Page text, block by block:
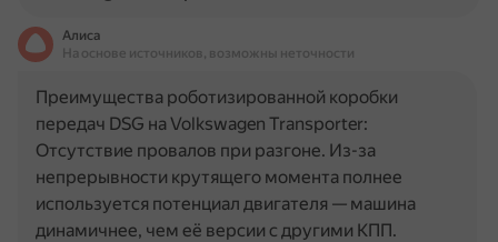
Алиса
На основе источников, возможны неточности
Преимущества роботизированной коробки
передач DSG на Volkswagen Transporter:
Отсутствие провалов при разгоне. Из-за
непрерывности крутящего момента полнее
используется потенциал двигателя — машина
динамичнее, чем её версии с другими КПП.